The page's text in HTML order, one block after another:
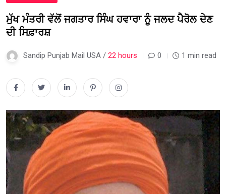
ਮੁੱਖ ਮੰਤਰੀ ਵੱਲੋਂ ਜਗਤਾਰ ਸਿੰਘ ਹਵਾਰਾ ਨੂੰ ਜਲਦ ਪੈਰੋਲ ਦੇਣ
ਦੀ ਸਿਫ਼ਾਰਸ਼
Sandip Punjab Mail USA / 22 hours 0 1 min read